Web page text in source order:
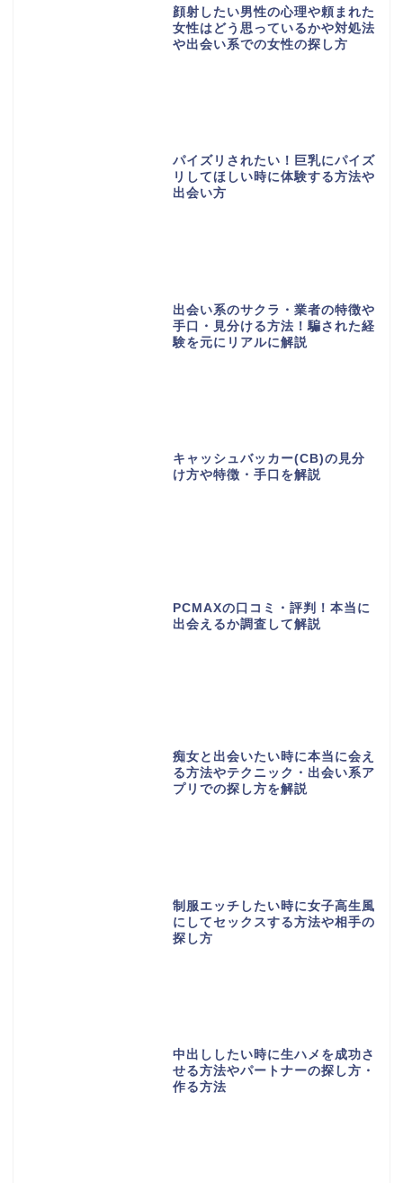
顔射したい男性の心理や頼まれた
女性はどう思っているかや対処法
や出会い系での女性の探し方
パイズリされたい！巨乳にパイズ
リしてほしい時に体験する方法や
出会い方
出会い系のサクラ・業者の特徴や
手口・見分ける方法！騙された経
験を元にリアルに解説
キャッシュバッカー(CB)の見分
け方や特徴・手口を解説
PCMAXの口コミ・評判！本当に
出会えるか調査して解説
痴女と出会いたい時に本当に会え
る方法やテクニック・出会い系ア
プリでの探し方を解説
制服エッチしたい時に女子高生風
にしてセックスする方法や相手の
探し方
中出ししたい時に生ハメを成功さ
せる方法やパートナーの探し方・
作る方法